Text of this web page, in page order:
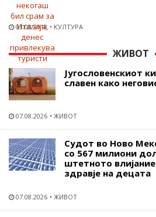
03.08.2018 КУЛТУРА
ЖИВОТ
Југословенскиот
славен како
07.08.2026 ЖИВОТ
Судот во Ново
со 567 милиони
штетното
здравје на децата
07.08.2026 ЖИВОТ